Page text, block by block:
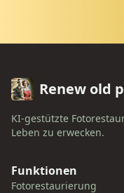
Renew old
KI-gestützte
Leben zu erwecken.
Funktionen
Fotorestaurierung